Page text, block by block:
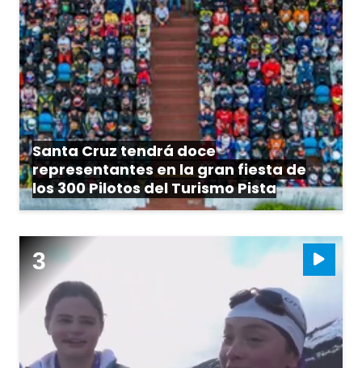
Santa Cruz tendrá doce
representantes en la gran fiesta de
los 300 Pilotos del Turismo Pista